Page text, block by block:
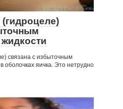
связана с избыточ­ным
оболочках яичка. Это нетрудно